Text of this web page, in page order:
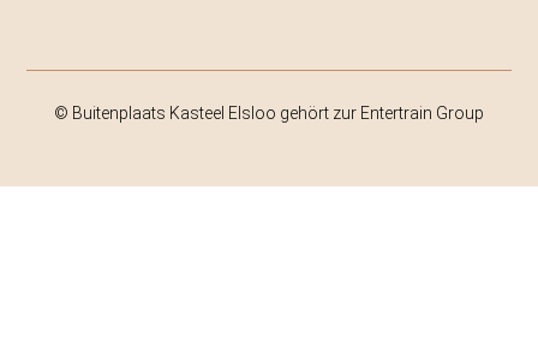
© Buitenplaats Kasteel Elsloo gehört zur Entertrain Group